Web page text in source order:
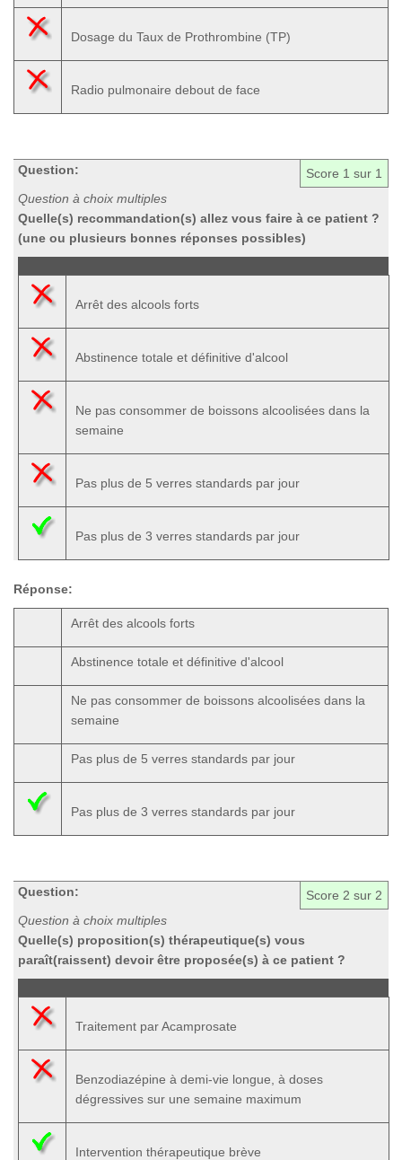
Dosage du Taux de Prothrombine (TP)
Radio pulmonaire debout de face
Score 1 sur 1
Question:
Question à choix multiples
Quelle(s) recommandation(s) allez vous faire à ce patient ?
(une ou plusieurs bonnes réponses possibles)
Arrêt des alcools forts
Abstinence totale et définitive d'alcool
Ne pas consommer de boissons alcoolisées dans la
semaine
Pas plus de 5 verres standards par jour
Pas plus de 3 verres standards par jour
Réponse:
Arrêt des alcools forts
Abstinence totale et définitive d'alcool
Ne pas consommer de boissons alcoolisées dans la
semaine
Pas plus de 5 verres standards par jour
Pas plus de 3 verres standards par jour
Score 2 sur 2
Question:
Question à choix multiples
Quelle(s) proposition(s) thérapeutique(s) vous
paraît(raissent) devoir être proposée(s) à ce patient ?
Traitement par Acamprosate
Benzodiazépine à demi-vie longue, à doses
dégressives sur une semaine maximum
Intervention thérapeutique brève